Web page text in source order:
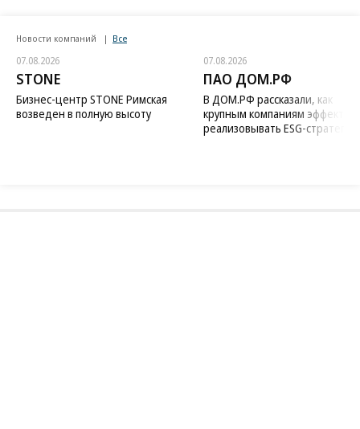
Новости компаний Все
07.08.2026
STONE
Бизнес-центр STONE Римская
возведен в полную высоту
07.08.2026
ПАО ДОМ.РФ
В ДОМ.РФ рассказали, как
крупным компаниям
реализовывать ESG-стратегию